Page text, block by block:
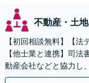
不動産・土
【初回相談無料】【
【他士業と連携】司
動産会社などと協力し
作成】トラブルを予測